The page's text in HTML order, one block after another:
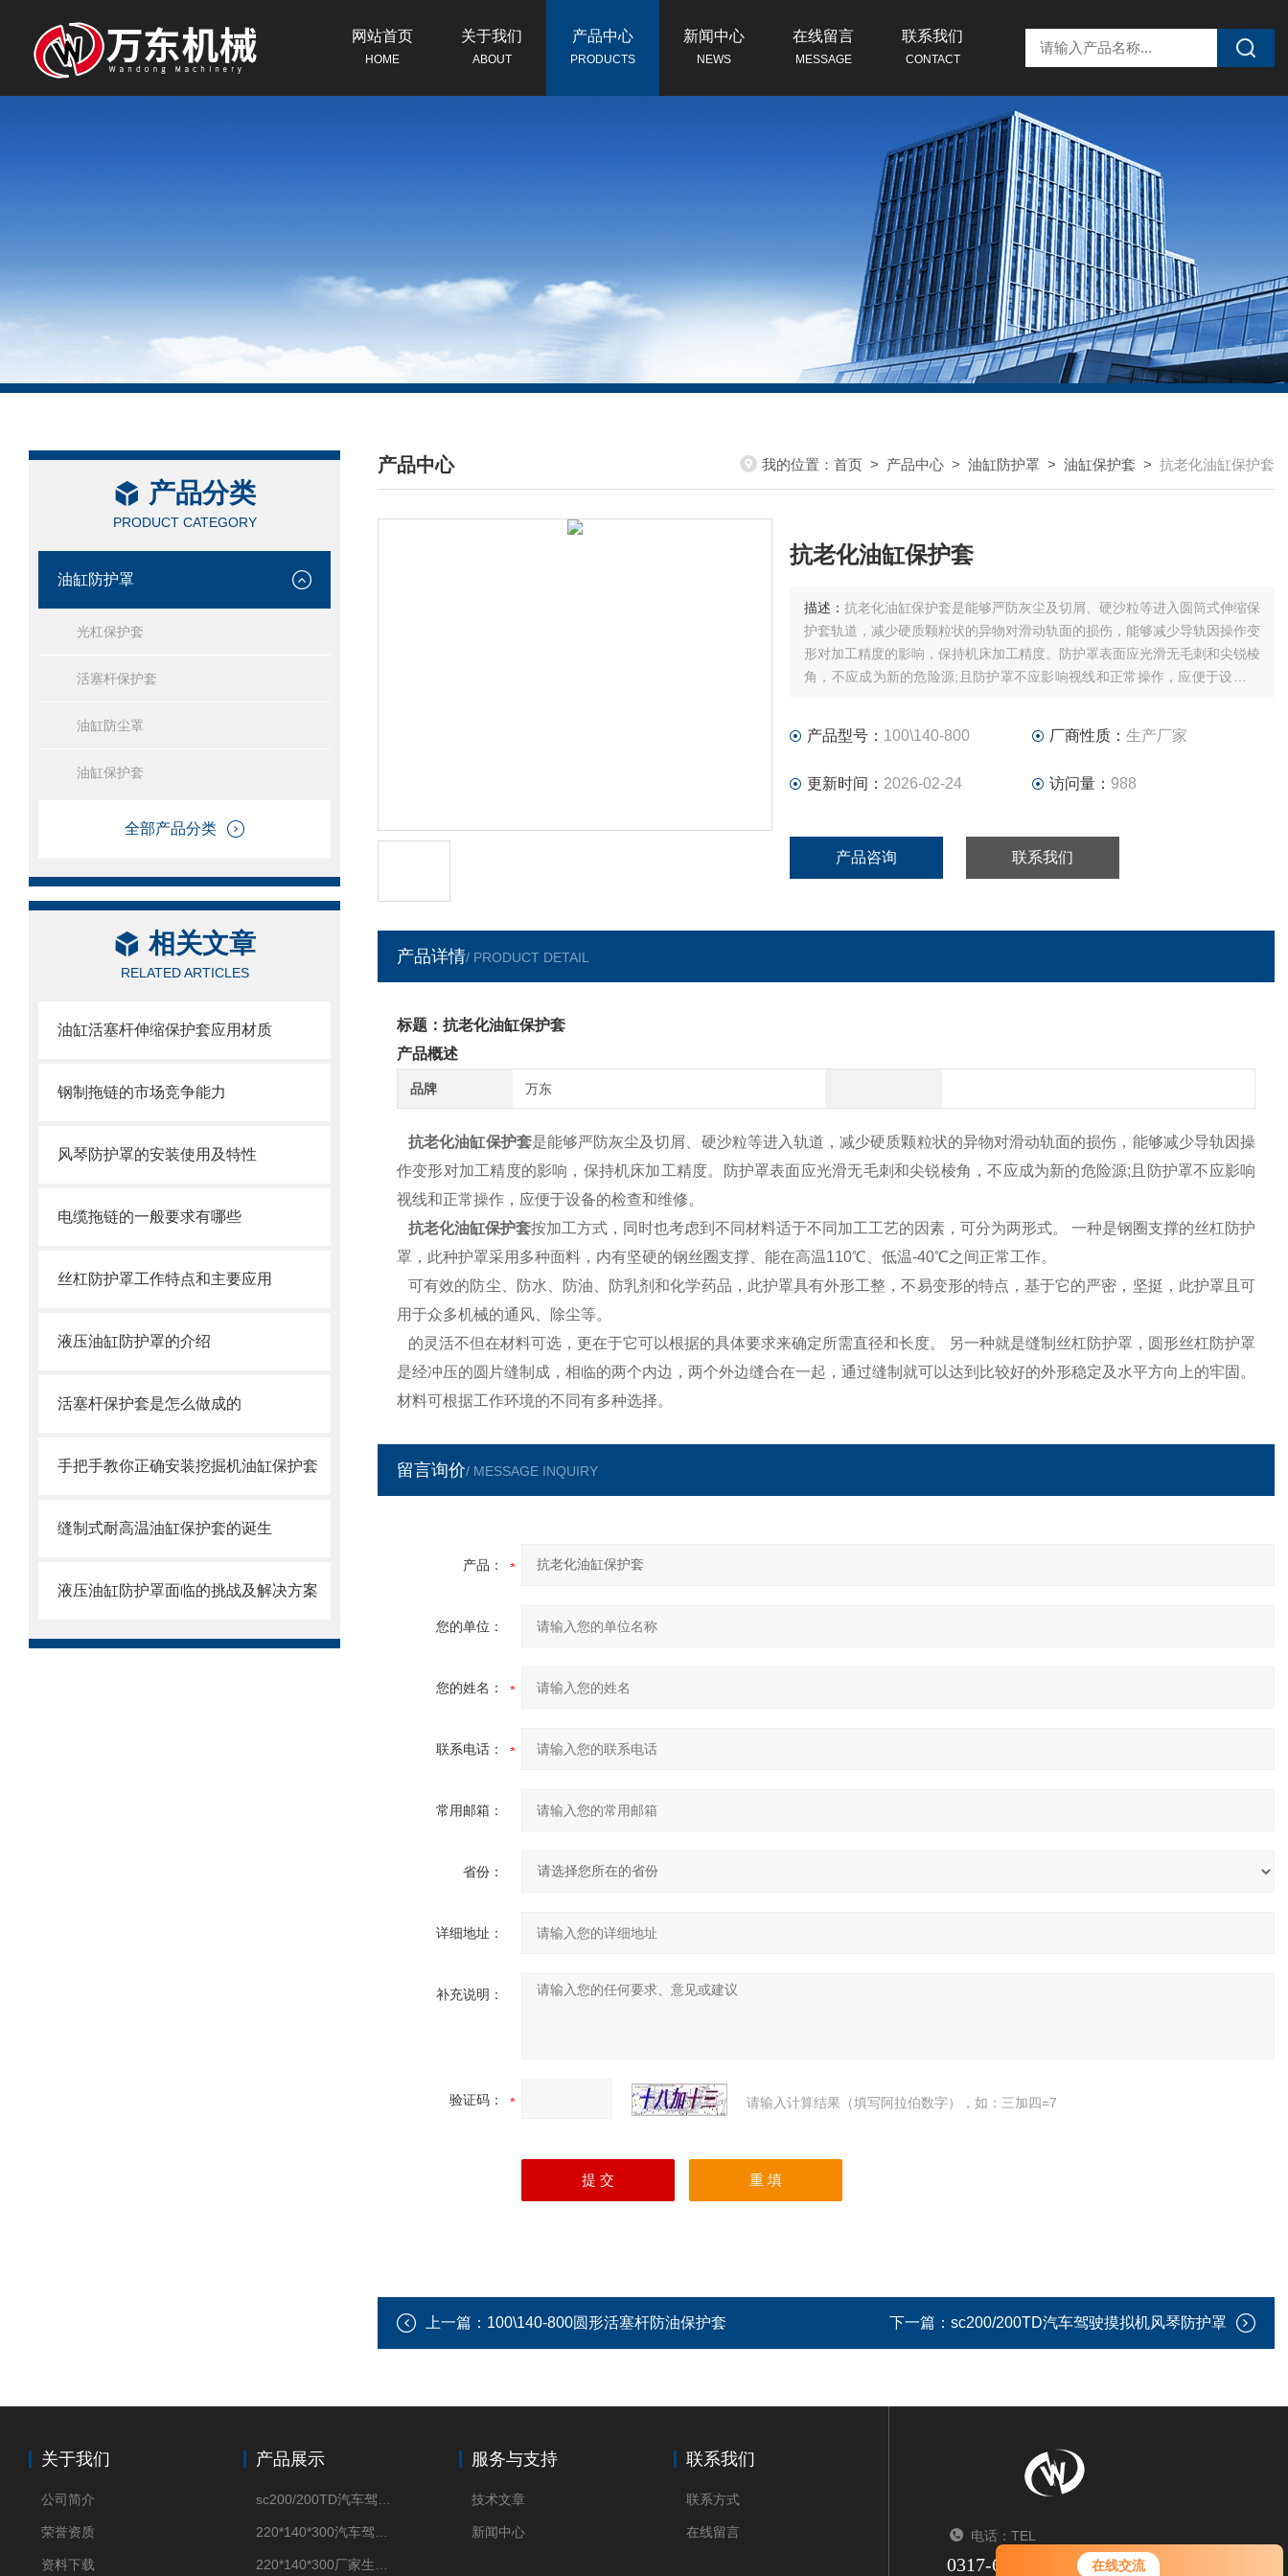
在线交流
网站首页
HOME
关于我们
ABOUT
产品中心
PRODUCTS
新闻中心
NEWS
在线留言
MESSAGE
联系我们
CONTACT
产品分类
PRODUCT CATEGORY
油缸防护罩
光杠保护套
活塞杆保护套
油缸防尘罩
油缸保护套
全部产品分类
相关文章
RELATED ARTICLES
油缸活塞杆伸缩保护套应用材质
钢制拖链的市场竞争能力
风琴防护罩的安装使用及特性
电缆拖链的一般要求有哪些
丝杠防护罩工作特点和主要应用
液压油缸防护罩的介绍
活塞杆保护套是怎么做成的
手把手教你正确安装挖掘机油缸保护套
缝制式耐高温油缸保护套的诞生
液压油缸防护罩面临的挑战及解决方案
产品中心
/ PRODUCTS CENTER
我的位置： 首页 > 产品中心 > 油缸防护罩 > 油缸保护套 > 抗老化油缸保护套
抗老化油缸保护套
描述： 抗老化油缸保护套是能够严防灰尘及切屑、硬沙粒等进入圆筒式伸缩保
护套轨道，减少硬质颗粒状的异物对滑动轨面的损伤，能够减少导轨因操作变
形对加工精度的影响，保持机床加工精度。防护罩表面应光滑无毛刺和尖锐棱
角，不应成为新的危险源;且防护罩不应影响视线和正常操作，应便于设备的
产品型号： 100\140-800 厂商性质： 生产厂家
更新时间： 2026-02-24 访问量： 988
产品咨询 联系我们
产品详情/ PRODUCT DETAIL
标题：抗老化油缸保护套
产品概述
品牌 万东
抗老化油缸保护套是能够严防灰尘及切屑、硬沙粒等进入轨道，减少硬质颗粒状的异物对滑动轨面的损伤，能够减少导轨因操
作变形对加工精度的影响，保持机床加工精度。防护罩表面应光滑无毛刺和尖锐棱角，不应成为新的危险源;且防护罩不应影响
视线和正常操作，应便于设备的检查和维修。
抗老化油缸保护套按加工方式，同时也考虑到不同材料适于不同加工工艺的因素，可分为两形式。 一种是钢圈支撑的丝杠防护
罩，此种护罩采用多种面料，内有坚硬的钢丝圈支撑、能在高温110℃、低温-40℃之间正常工作。
可有效的防尘、防水、防油、防乳剂和化学药品，此护罩具有外形工整，不易变形的特点，基于它的严密，坚挺，此护罩且可
用于众多机械的通风、除尘等。
的灵活不但在材料可选，更在于它可以根据的具体要求来确定所需直径和长度。 另一种就是缝制丝杠防护罩，圆形丝杠防护罩
是经冲压的圆片缝制成，相临的两个内边，两个外边缝合在一起，通过缝制就可以达到比较好的外形稳定及水平方向上的牢固。
材料可根据工作环境的不同有多种选择。
留言询价/ MESSAGE INQUIRY
产品：
您的单位：
您的姓名：
联系电话：
常用邮箱：
省份：
详细地址：
补充说明：
验证码： 请输入计算结果（填写阿拉伯数字），如：三加四=7
上一篇： 100\140-800圆形活塞杆防油保护套 下一篇： sc200/200TD汽车驾驶摸拟机风琴防护罩
关于我们
公司简介
荣誉资质
资料下载
产品展示 服务与支持
技术文章
新闻中心
联系我们
联系方式
在线留言 电话：TEL
0317-6347550/6341950